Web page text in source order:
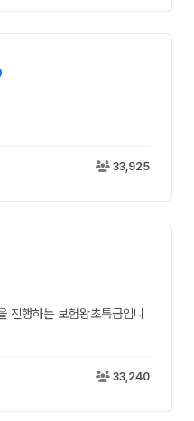
33,925
왕초특급입니
33,240